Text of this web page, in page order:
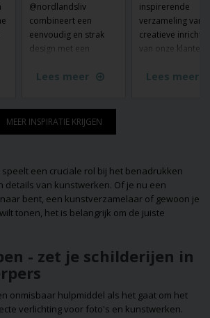
@nordlandsliv
combineert een
eenvoudig en strak
design met een
hier is Fuse Portable
Lees meer
inspirerende
verzameling van
creatieve
van onze klanten
shop.nl. Zie hoe
ideeën die laten
hoe verlichting
functioneel als
decoratief kan
interieuridee!
Lees meer
MEER INSPIRATIE KRIJGEN
een cruciale rol bij het benadrukken
details van kunstwerken. Of je nu een
bent, een kunstverzamelaar of gewoon je
tonen, het is belangrijk om de juiste
- zet je schilderijen in
onmisbaar hulpmiddel als het gaat om het
verlichting voor foto's en kunstwerken.